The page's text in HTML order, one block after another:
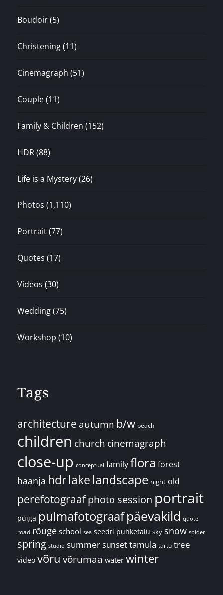
Boudoir(5)
Christening(11)
Cinemagraph (51)
Couple(11)
Family & Children (152)
HDR(88)
Life is a Mystery(26)
Photos (1,110)
Portrait(77)
Quotes (17)
Videos (30)
Wedding(75)
Workshop (10)
Tags
architecture autumn b/w beach
children church cinemagraph
close-up conceptual familyflora forest
haanja hdrlake landscape night old
perefotograafphoto session portrait
puiga pulmafotograafpäevakild quote
road rõuge school sea seedri puhketalu sky snow spider
spring studio summersunsettamula tartu tree
video võru võrumaa water winter